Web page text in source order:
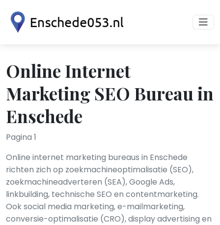
Online Internet
Marketing SEO Bureau in
Enschede
Pagina 1
Online internet marketing bureaus in Enschede
richten zich op zoekmachineoptimalisatie (SEO),
zoekmachineadverteren (SEA), Google Ads,
linkbuilding, technische SEO en contentmarketing.
Ook social media marketing, e-mailmarketing,
conversie-optimalisatie (CRO), display advertising en